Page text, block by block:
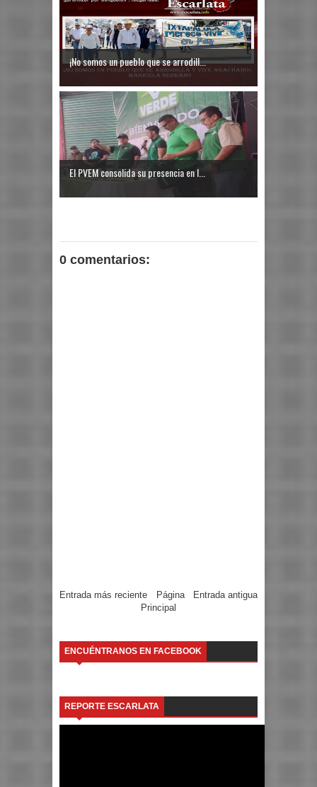
¡No somos un pueblo que se arrodill...
El PVEM consolida su presencia en I...
0 comentarios:
Entrada más reciente Entrada antigua
Página
Principal
ENCUÉNTRANOS EN FACEBOOK
REPORTE ESCARLATA